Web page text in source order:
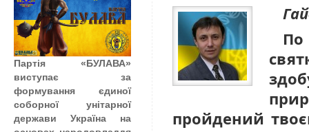
пройдений
Партія «БУЛАВА»
виступає за
формування єдиної
соборної унітарної
держави Україна на